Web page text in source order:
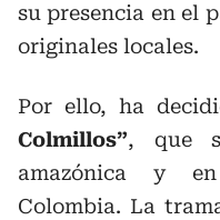
su presencia en el
originales locales.
Por ello, ha
Colmillos”, que
amazónica y
Colombia. La